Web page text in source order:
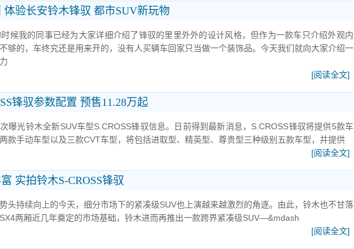
体验长安铃木锋驭 都市SUV新玩物
候我的同事已经为大家详细介绍了锋驭的里里外外的设计风格，但作为一款车只介绍外观内
够的，车终究还是用来开的，没有人买辆车回家只当做一个装饰品。今天我们就向大家介绍一
[阅读全文]
锋驭参数配置 预售11.28万起
曝光铃木全新SUV车型S.CROSS锋驭信息。日前得到最新消息，S.CROSS锋驭将提供5款车
款手动车型以及三款CVT车型，将包括进取型、精英型、尊贵型三种级别五款车型，并提供
[阅读全文]
实拍铃木S-CROSS锋驭
头持续向上的今天，细分市场下的紧凑级SUV也上演越来越激烈的角逐。由此，铃木也不甘落
两厢近几年奠定的市场基础，铃木进而再推出一款跨界紧凑级SUV—&mdash
[阅读全文]